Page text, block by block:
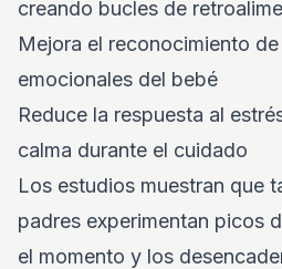
creando bucles de
Mejora el reconocimiento
emocionales del bebé
Reduce la respuesta al
calma durante el cuidado
Los estudios muestran que
padres experimentan picos
el momento y los